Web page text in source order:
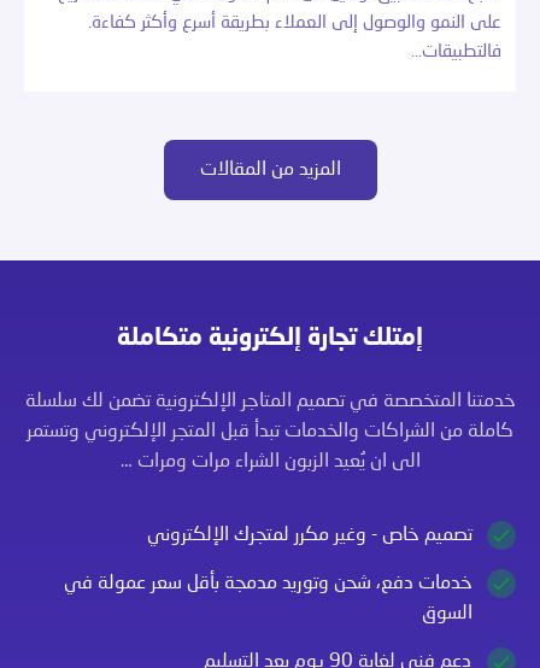
على النمو والوصول إلى العملاء بطريقة أسرع وأكثر كفاءة.
فالتطبيقات…
المزيد من المقالات
إمتلك تجارة إلكترونية متكاملة
خدمتنا المتخصصة في تصميم المتاجر الإلكترونية تضمن لك سلسلة
كاملة من الشراكات والخدمات تبدأ قبل المتجر الإلكتروني وتستمر
الى ان يُعيد الزبون الشراء مرات ومرات …
تصميم خاص - وغير مكرر لمتجرك الإلكتروني
خدمات دفع، شحن وتوريد مدمجة بأقل سعر عمولة في
السوق
دعم فني لغاية 90 يوم بعد التسليم